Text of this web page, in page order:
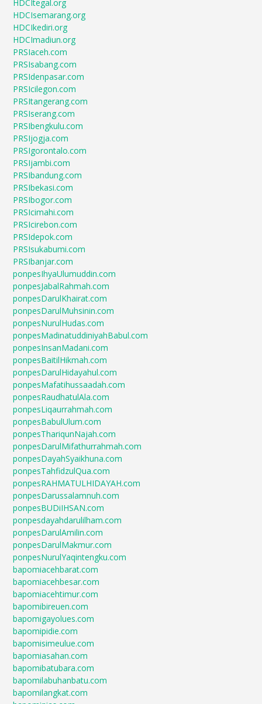
HDCItegal.org
HDCIsemarang.org
HDCIkediri.org
HDCImadiun.org
PRSIaceh.com
PRSIsabang.com
PRSIdenpasar.com
PRSIcilegon.com
PRSItangerang.com
PRSIserang.com
PRSIbengkulu.com
PRSIjogja.com
PRSIgorontalo.com
PRSIjambi.com
PRSIbandung.com
PRSIbekasi.com
PRSIbogor.com
PRSIcimahi.com
PRSIcirebon.com
PRSIdepok.com
PRSIsukabumi.com
PRSIbanjar.com
ponpesIhyaUlumuddin.com
ponpesJabalRahmah.com
ponpesDarulKhairat.com
ponpesDarulMuhsinin.com
ponpesNurulHudas.com
ponpesMadinatuddiniyahBabul.com
ponpesInsanMadani.com
ponpesBaitilHikmah.com
ponpesDarulHidayahul.com
ponpesMafatihussaadah.com
ponpesRaudhatulAla.com
ponpesLiqaurrahmah.com
ponpesBabulUlum.com
ponpesThariqunNajah.com
ponpesDarulMifathurrahmah.com
ponpesDayahSyaikhuna.com
ponpesTahfidzulQua.com
ponpesRAHMATULHIDAYAH.com
ponpesDarussalamnuh.com
ponpesBUDiIHSAN.com
ponpesdayahdarulilham.com
ponpesDarulAmilin.com
ponpesDarulMakmur.com
ponpesNurulYaqintengku.com
bapomiacehbarat.com
bapomiacehbesar.com
bapomiacehtimur.com
bapomibireuen.com
bapomigayolues.com
bapomipidie.com
bapomisimeulue.com
bapomiasahan.com
bapomibatubara.com
bapomilabuhanbatu.com
bapomilangkat.com